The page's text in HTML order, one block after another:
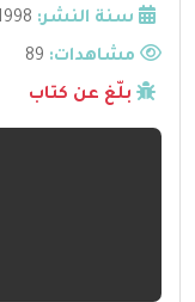
سنة النشر: 1998م
مشاهدات:
بلّغ عن كتاب